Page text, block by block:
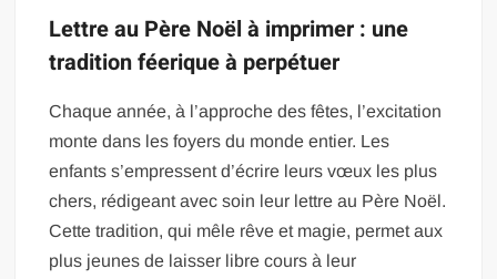
Lettre au Père Noël à imprimer : une
tradition féerique à perpétuer
Chaque année, à l’approche des fêtes, l’excitation
monte dans les foyers du monde entier. Les
enfants s’empressent d’écrire leurs vœux les plus
chers, rédigeant avec soin leur lettre au Père Noël.
Cette tradition, qui mêle rêve et magie, permet aux
plus jeunes de laisser libre cours à leur